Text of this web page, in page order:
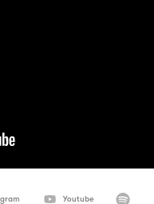
Youtube